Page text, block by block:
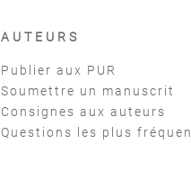
AUTEURS
Publier aux PUR
Soumettre un manuscrit
Consignes aux auteurs
Questions les plus